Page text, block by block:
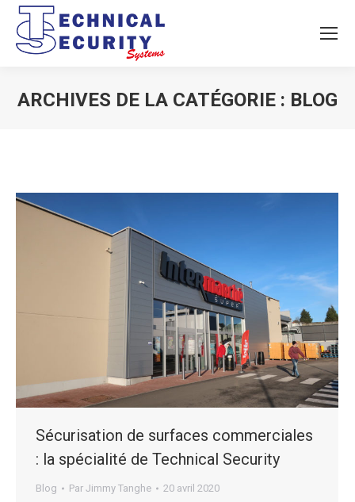
ARCHIVES DE LA CATÉGORIE : BLOG
Sécurisation de surfaces commerciales
: la spécialité de Technical Security
Blog Par Jimmy Tanghe 20 avril 2020